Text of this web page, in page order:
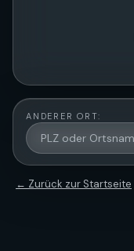
ANDERER ORT:
← Zurück zur Startseite